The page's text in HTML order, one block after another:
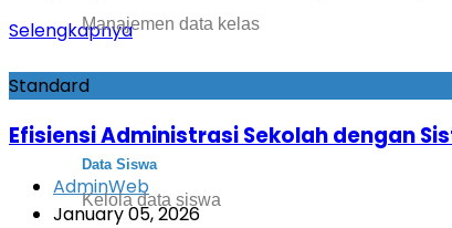
Manajemen data kelas
Data Siswa
Kelola data siswa
Selengkapnya
Standard
Efisiensi Administrasi Sekolah dengan
AdminWeb
January 05, 2026